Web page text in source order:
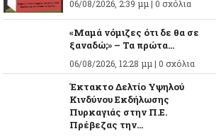
06/08/2026, 2:39 μμ | 0 σχόλια
«Μαμά νόμιζες ότι δε θα σε
ξαναδώ;» – Τα πρώτα...
06/08/2026, 12:28 μμ | 0 σχόλια
Έκτακτο Δελτίο Υψηλού
Κινδύνου Εκδήλωσης
Πυρκαγιάς στην Π.Ε.
Πρέβεζας την...